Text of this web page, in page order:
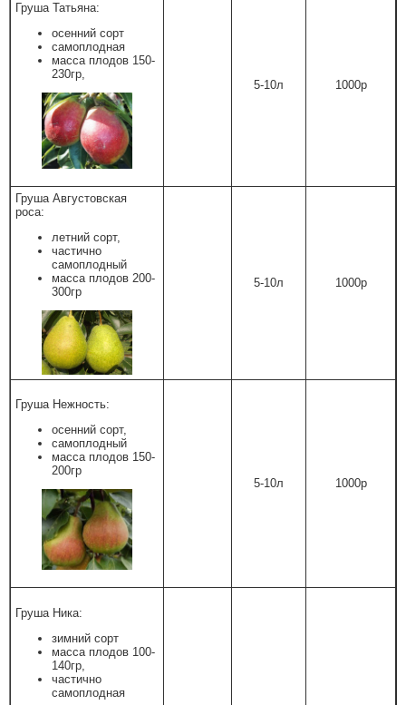
Груша Татьяна:
осенний сорт
самоплодная
масса плодов 150-
230гр,
5-10л
1000р
Груша Августовская
роса:
летний сорт,
частично
самоплодный
масса плодов 200-
300гр
5-10л 1000р
Груша Нежность:
осенний сорт,
самоплодный
масса плодов 150-
200гр
5-10л
1000р
Груша Ника:
зимний сорт
масса плодов 100-
140гр,
частично
самоплодная